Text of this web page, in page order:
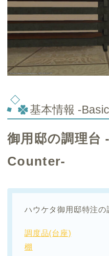
基本情報 -
御用邸の調理台
Counter-
ハウケタ御用邸特注の
調度品(台座)
棚